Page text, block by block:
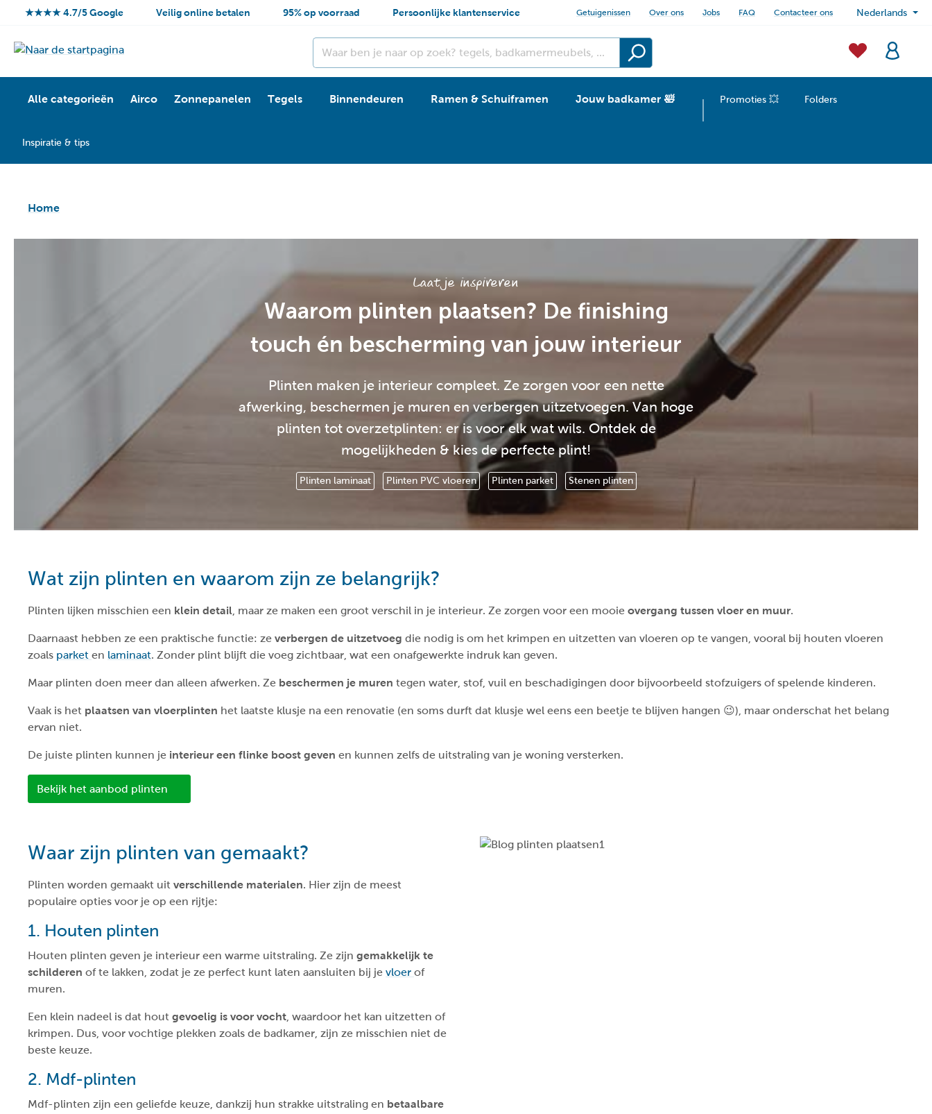
★★★★ 4.7/5 Google Veilig online betalen 95% op voorraad Persoonlijke klantenservice Getuigenissen Over ons Jobs FAQ Contacteer ons Nederlands
Alle categorieën Airco Zonnepanelen Tegels Binnendeuren Ramen & Schuiframen Jouw badkamer 🛀 Promoties 💥 Folders
Inspiratie & tips
Home
Laat je inspireren
Waarom plinten plaatsen? De finishing
touch én bescherming van jouw interieur
Plinten maken je interieur compleet. Ze zorgen voor een nette
afwerking, beschermen je muren en verbergen uitzetvoegen. Van hoge
plinten tot overzetplinten: er is voor elk wat wils. Ontdek de
mogelijkheden & kies de perfecte plint!
Plinten laminaat Plinten PVC vloeren Plinten parket Stenen plinten
Wat zijn plinten en waarom zijn ze belangrijk?
Plinten lijken misschien een klein detail, maar ze maken een groot verschil in je interieur. Ze zorgen voor een mooie overgang tussen vloer en muur.
Daarnaast hebben ze een praktische functie: ze verbergen de uitzetvoeg die nodig is om het krimpen en uitzetten van vloeren op te vangen, vooral bij houten vloeren
zoals parket en laminaat. Zonder plint blijft die voeg zichtbaar, wat een onafgewerkte indruk kan geven.
Maar plinten doen meer dan alleen afwerken. Ze beschermen je muren tegen water, stof, vuil en beschadigingen door bijvoorbeeld stofzuigers of spelende kinderen.
Vaak is het plaatsen van vloerplinten het laatste klusje na een renovatie (en soms durft dat klusje wel eens een beetje te blijven hangen 😉), maar onderschat het belang
ervan niet.
De juiste plinten kunnen je interieur een flinke boost geven en kunnen zelfs de uitstraling van je woning versterken.
Bekijk het aanbod plinten
Waar zijn plinten van gemaakt?
Plinten worden gemaakt uit verschillende materialen. Hier zijn de meest
populaire opties voor je op een rijtje:
1. Houten plinten
Houten plinten geven je interieur een warme uitstraling. Ze zijn gemakkelijk te
schilderen of te lakken, zodat je ze perfect kunt laten aansluiten bij je vloer of
muren.
Een klein nadeel is dat hout gevoelig is voor vocht, waardoor het kan uitzetten of
krimpen. Dus, voor vochtige plekken zoals de badkamer, zijn ze misschien niet de
beste keuze.
2. Mdf-plinten
Mdf-plinten zijn een geliefde keuze, dankzij hun strakke uitstraling en betaalbare